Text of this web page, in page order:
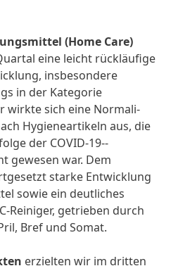
(Home Care)
eine leicht rückläufige
insbesondere
in der Kategorie
wirkte sich eine Normali­
Hygiene­artikeln aus, die
der COVID-19-­
gewesen war. Dem
starke Entwicklung
sowie ein deutliches
Reiniger, getrieben durch
Bref und Somat.
erzielten wir im dritten